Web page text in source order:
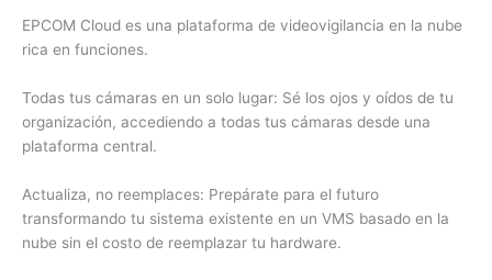
EPCOM Cloud es una plataforma de videovigilancia en la nube
rica en funciones.
Todas tus cámaras en un solo lugar: Sé los ojos y oídos de tu
organización, accediendo a todas tus cámaras desde una
plataforma central.
Actualiza, no reemplaces: Prepárate para el futuro
transformando tu sistema existente en un VMS basado en la
nube sin el costo de reemplazar tu hardware.